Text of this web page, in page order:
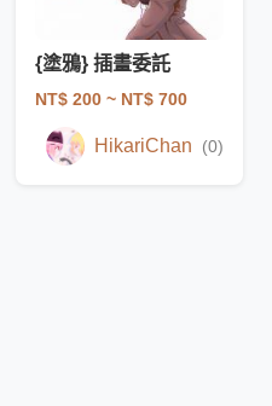
{塗鴉} 插畫委託
NT$ 200 ~ NT$ 700
HikariChan (0)